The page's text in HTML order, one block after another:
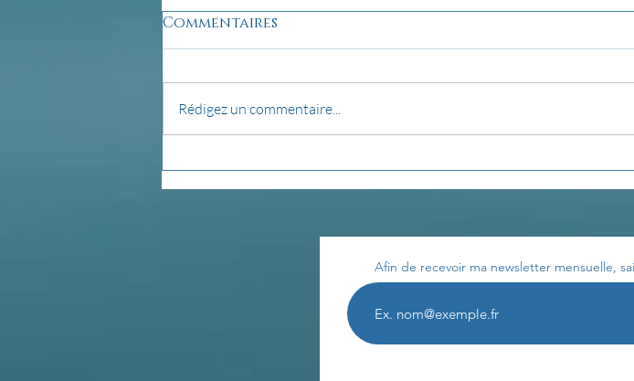
Commentaires
Rédigez un commentaire...
Afin de recevoir ma newsletter mensuelle,